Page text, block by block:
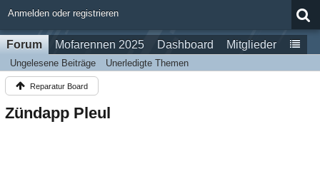
Anmelden oder registrieren
Forum Mofarennen 2025 Dashboard Mitglieder
Ungelesene Beiträge Unerledigte Themen
Reparatur Board
Zündapp Pleul